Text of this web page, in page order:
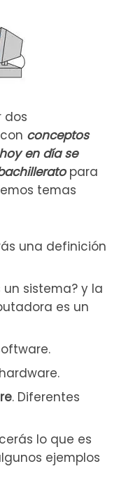
dos
conceptos
en día se
para
temas
una definición
un sistema? y la
es un
. Diferentes
lo que es
ejemplos